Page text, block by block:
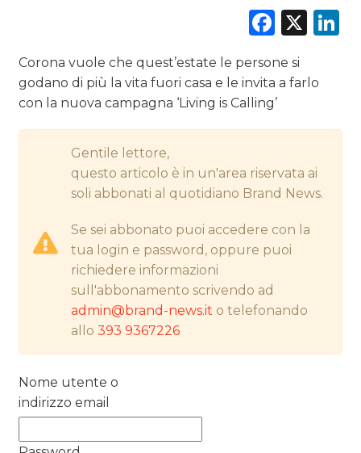
RICERCHE
PREVISIONI/SCENARI
NORMATIVE
CASE HISTORY
X
Corona vuole che quest’estate le persone si
godano di più la vita fuori casa e le invita a farlo
con la nuova campagna ‘Living is Calling’
Gentile lettore,
questo articolo è in un'area riservata ai
soli abbonati al quotidiano Brand News.
Se sei abbonato puoi accedere con la
tua login e password, oppure puoi
richiedere informazioni
sull'abbonamento scrivendo ad
admin@brand-news.it o telefonando
allo393 9367226
Nome utente o
indirizzo email